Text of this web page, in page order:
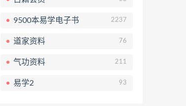
9500本易学电子书 2237
道家资料 76
气功资料 211
易学2 93